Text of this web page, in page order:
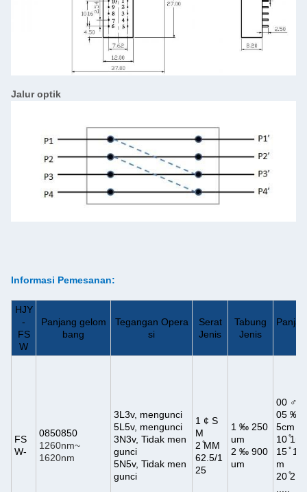
Jalur optik
Informasi Pemesanan:
HJY
-
FS
W
Panjang gelom
bang
Tegangan Opera
si
Serat
Jenis
Tabung
Jenis
FS
W-
0850850
1260nm~
1620nm
3L3v, mengunci
5L5v, mengunci
3N3v, Tidak men
gunci
5N5v, Tidak men
gunci
1 ¢ S
M
2 ̊MM
62.5/1
25
1 ‰ 250
um
2 ‰ 900
um
00 ♂
05 ‰
5cm
10
15
m
20 ̊2 m